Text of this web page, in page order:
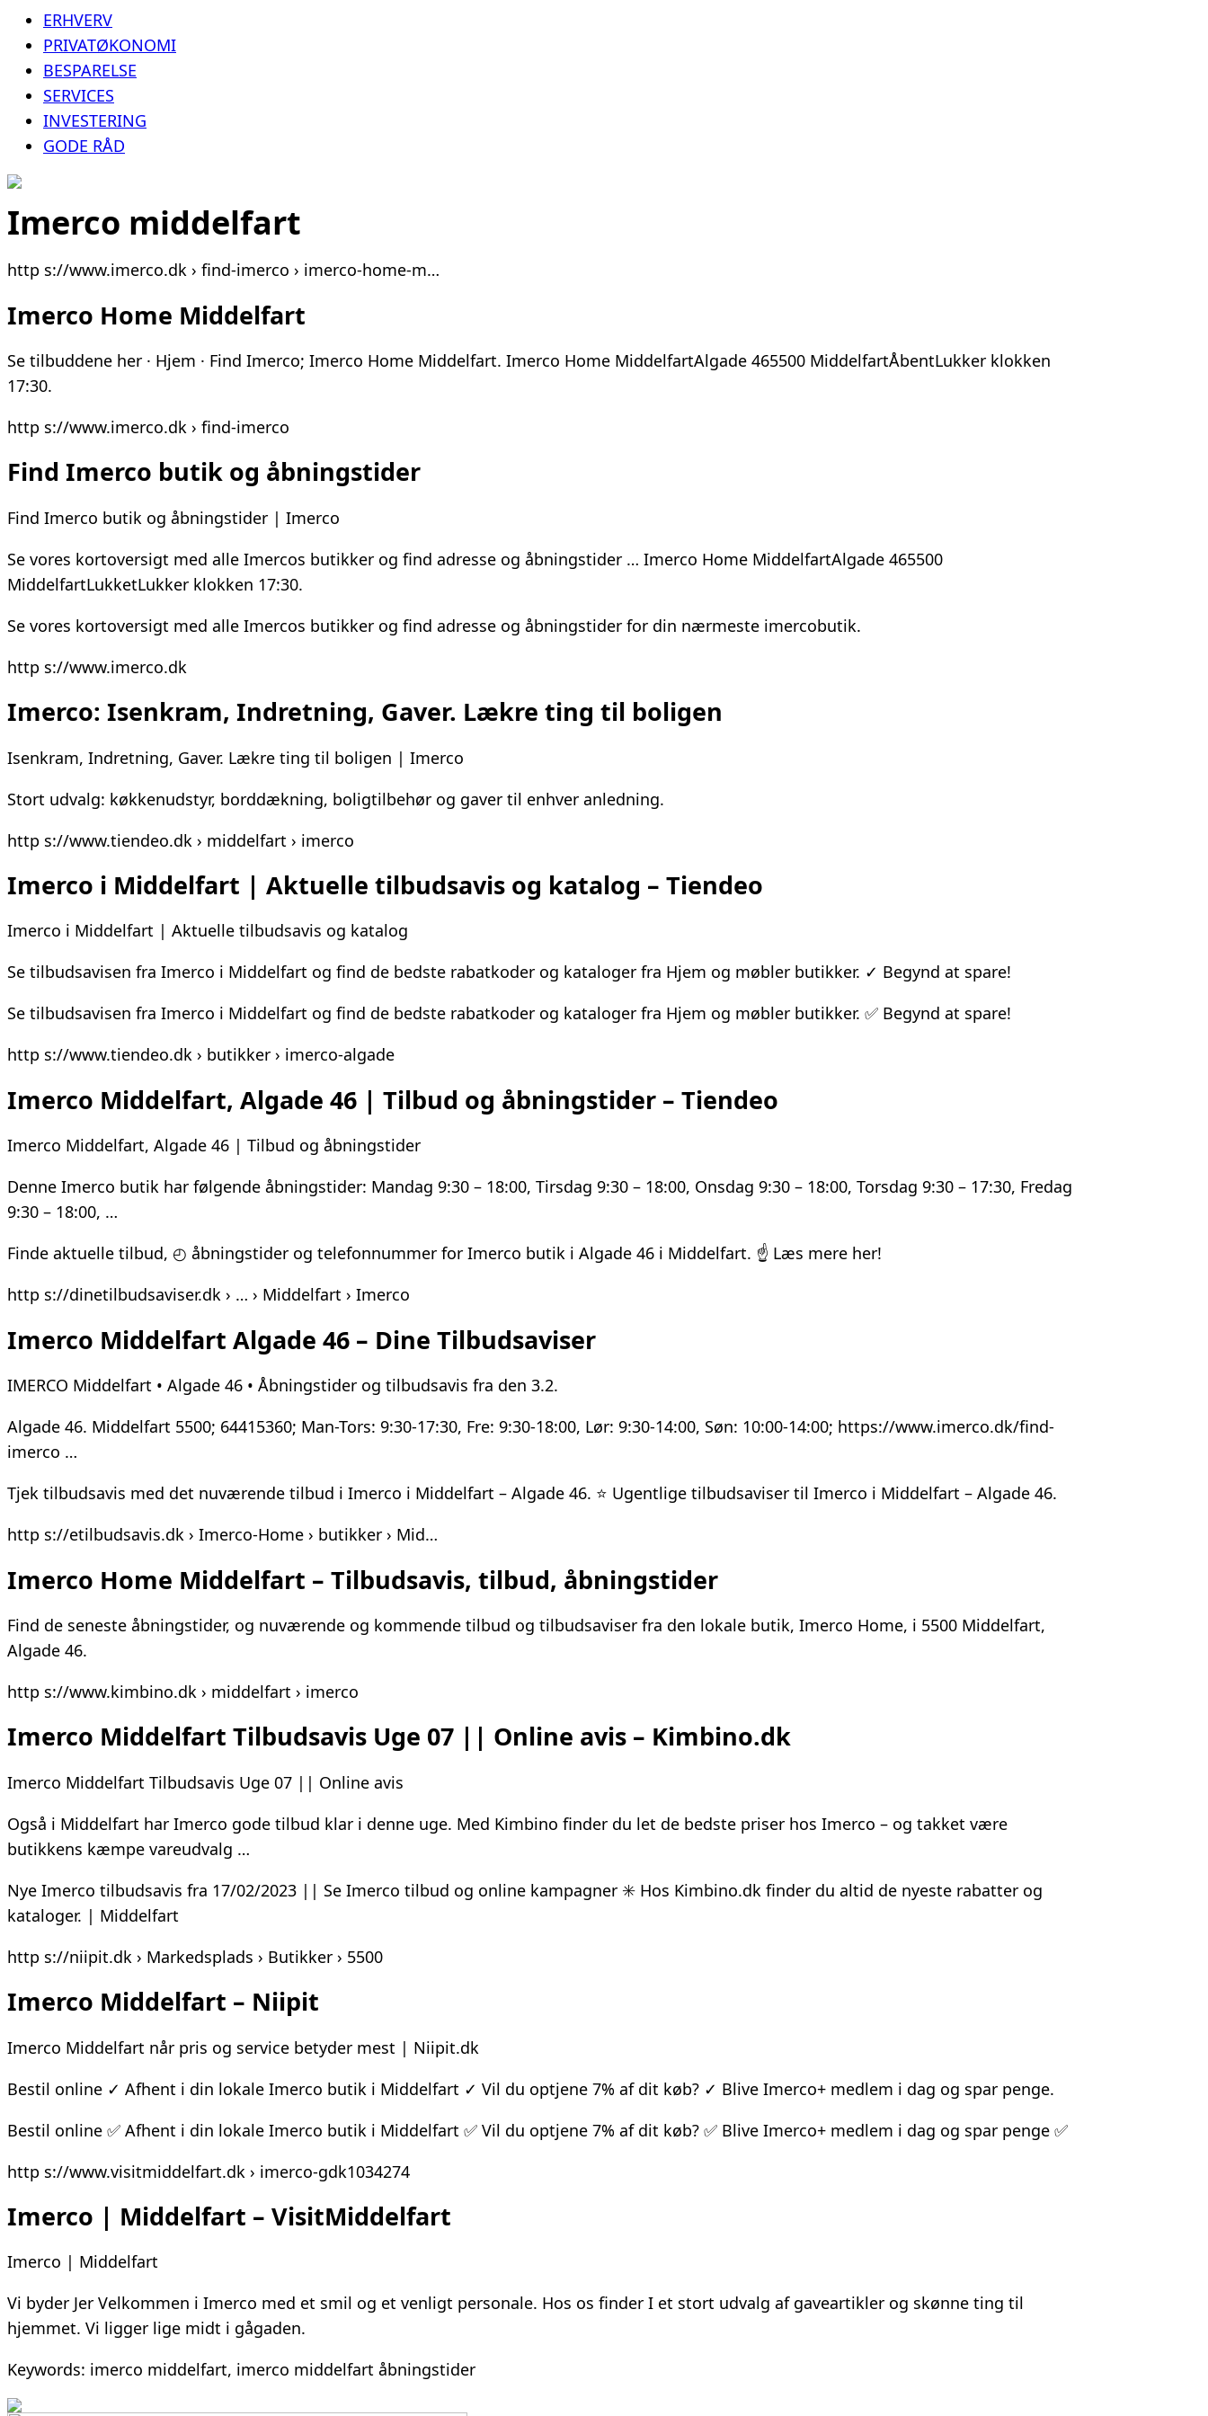
ERHVERV
PRIVATØKONOMI
BESPARELSE
SERVICES
INVESTERING
GODE RÅD
Imerco middelfart
http s://www.imerco.dk › find-imerco › imerco-home-m…
Imerco Home Middelfart
Se tilbuddene her · Hjem · Find Imerco; Imerco Home Middelfart. Imerco Home MiddelfartAlgade 465500 MiddelfartÅbentLukker klokken
17:30.
http s://www.imerco.dk › find-imerco
Find Imerco butik og åbningstider
Find Imerco butik og åbningstider | Imerco
Se vores kortoversigt med alle Imercos butikker og find adresse og åbningstider … Imerco Home MiddelfartAlgade 465500
MiddelfartLukketLukker klokken 17:30.
Se vores kortoversigt med alle Imercos butikker og find adresse og åbningstider for din nærmeste imercobutik.
http s://www.imerco.dk
Imerco: Isenkram, Indretning, Gaver. Lækre ting til boligen
Isenkram, Indretning, Gaver. Lækre ting til boligen | Imerco
Stort udvalg: køkkenudstyr, borddækning, boligtilbehør og gaver til enhver anledning.
http s://www.tiendeo.dk › middelfart › imerco
Imerco i Middelfart | Aktuelle tilbudsavis og katalog – Tiendeo
Imerco i Middelfart | Aktuelle tilbudsavis og katalog
Se tilbudsavisen fra Imerco i Middelfart og find de bedste rabatkoder og kataloger fra Hjem og møbler butikker. ✓ Begynd at spare!
Se tilbudsavisen fra Imerco i Middelfart og find de bedste rabatkoder og kataloger fra Hjem og møbler butikker. ✅ Begynd at spare!
http s://www.tiendeo.dk › butikker › imerco-algade
Imerco Middelfart, Algade 46 | Tilbud og åbningstider – Tiendeo
Imerco Middelfart, Algade 46 | Tilbud og åbningstider
Denne Imerco butik har følgende åbningstider: Mandag 9:30 – 18:00, Tirsdag 9:30 – 18:00, Onsdag 9:30 – 18:00, Torsdag 9:30 – 17:30, Fredag
9:30 – 18:00, …
Finde aktuelle tilbud, ◴ åbningstider og telefonnummer for Imerco butik i Algade 46 i Middelfart. ☝ Læs mere her!
http s://dinetilbudsaviser.dk › … › Middelfart › Imerco
Imerco Middelfart Algade 46 – Dine Tilbudsaviser
IMERCO Middelfart • Algade 46 • Åbningstider og tilbudsavis fra den 3.2.
Algade 46. Middelfart 5500; 64415360; Man-Tors: 9:30-17:30, Fre: 9:30-18:00, Lør: 9:30-14:00, Søn: 10:00-14:00; https://www.imerco.dk/find-
imerco …
Tjek tilbudsavis med det nuværende tilbud i Imerco i Middelfart – Algade 46. ⭐ Ugentlige tilbudsaviser til Imerco i Middelfart – Algade 46.
http s://etilbudsavis.dk › Imerco-Home › butikker › Mid…
Imerco Home Middelfart – Tilbudsavis, tilbud, åbningstider
Find de seneste åbningstider, og nuværende og kommende tilbud og tilbudsaviser fra den lokale butik, Imerco Home, i 5500 Middelfart,
Algade 46.
http s://www.kimbino.dk › middelfart › imerco
Imerco Middelfart Tilbudsavis Uge 07 || Online avis – Kimbino.dk
Imerco Middelfart Tilbudsavis Uge 07 || Online avis
Også i Middelfart har Imerco gode tilbud klar i denne uge. Med Kimbino finder du let de bedste priser hos Imerco – og takket være
butikkens kæmpe vareudvalg …
Nye Imerco tilbudsavis fra 17/02/2023 || Se Imerco tilbud og online kampagner ✳️ Hos Kimbino.dk finder du altid de nyeste rabatter og
kataloger. | Middelfart
http s://niipit.dk › Markedsplads › Butikker › 5500
Imerco Middelfart – Niipit
Imerco Middelfart når pris og service betyder mest | Niipit.dk
Bestil online ✓ Afhent i din lokale Imerco butik i Middelfart ✓ Vil du optjene 7% af dit køb? ✓ Blive Imerco+ medlem i dag og spar penge.
Bestil online ✅ Afhent i din lokale Imerco butik i Middelfart ✅ Vil du optjene 7% af dit køb? ✅ Blive Imerco+ medlem i dag og spar penge ✅
http s://www.visitmiddelfart.dk › imerco-gdk1034274
Imerco | Middelfart – VisitMiddelfart
Imerco | Middelfart
Vi byder Jer Velkommen i Imerco med et smil og et venligt personale. Hos os finder I et stort udvalg af gaveartikler og skønne ting til
hjemmet. Vi ligger lige midt i gågaden.
Keywords: imerco middelfart, imerco middelfart åbningstider